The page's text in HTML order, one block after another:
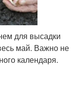
для высадки
май. Важно не
календаря.